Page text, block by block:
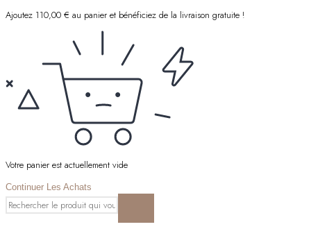
Ajoutez 110,00 € au panier et bénéficiez de la livraison gratuite !
Votre panier est actuellement vide
Continuer Les Achats